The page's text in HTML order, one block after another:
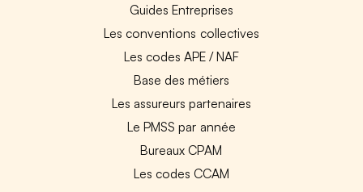
Guides Entreprises
Les conventions collectives
Les codes APE / NAF
Base des métiers
Les assureurs partenaires
Le PMSS par année
Bureaux CPAM
Les codes CCAM